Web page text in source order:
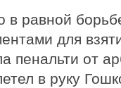
в равной
для
пенальти от
в руку